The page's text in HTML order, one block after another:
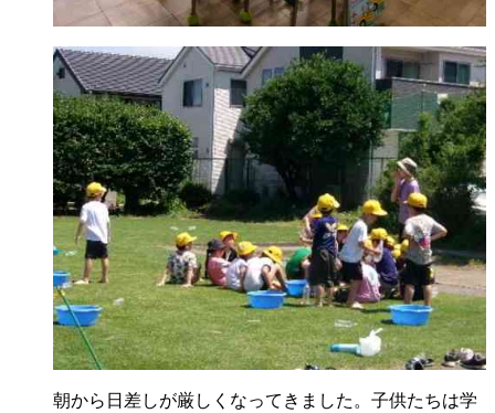
朝から日差しが厳しくなってきました。子供たちは学